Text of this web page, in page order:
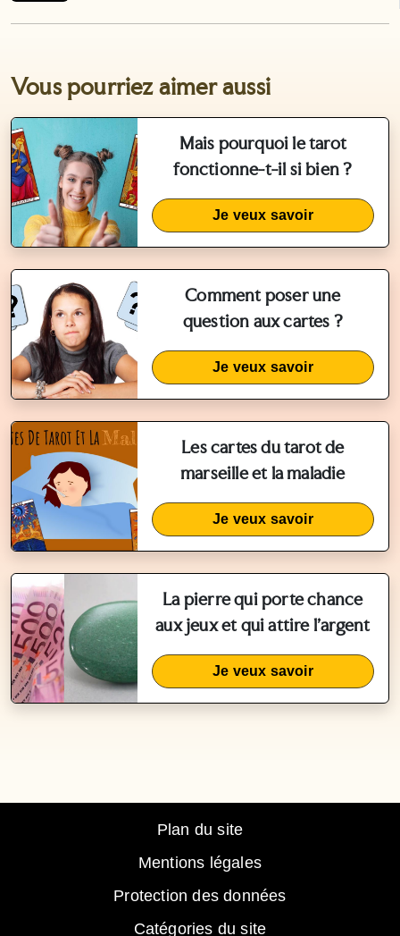
Vous pourriez aimer aussi
Mais pourquoi le tarot
fonctionne-t-il si bien ?
Je veux savoir
Comment poser une
question aux cartes ?
Je veux savoir
Les cartes du tarot de
marseille et la maladie
Je veux savoir
La pierre qui porte chance
aux jeux et qui attire l'argent
Je veux savoir
Plan du site
Mentions légales
Protection des données
Catégories du site